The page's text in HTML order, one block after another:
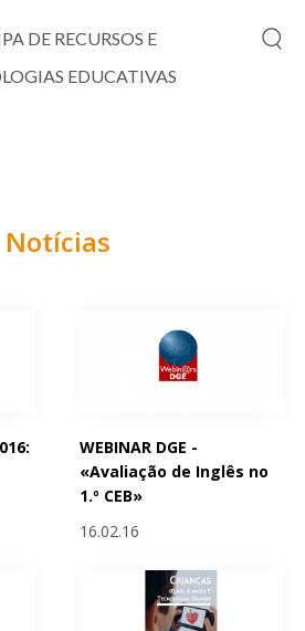
DE RECURSOS E
EDUCATIVAS
Notícias
WEBINAR DGE -
«Avaliação de Inglês no
1.º CEB»
16.02.16